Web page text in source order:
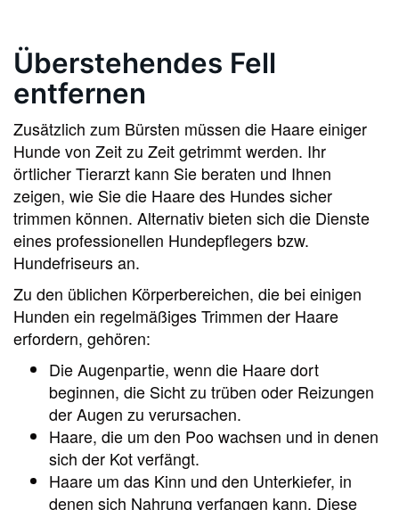
Überstehendes Fell
entfernen
Zusätzlich zum Bürsten müssen die Haare einiger
Hunde von Zeit zu Zeit getrimmt werden. Ihr
örtlicher Tierarzt kann Sie beraten und Ihnen
zeigen, wie Sie die Haare des Hundes sicher
trimmen können. Alternativ bieten sich die Dienste
eines professionellen Hundepflegers bzw.
Hundefriseurs an.
Zu den üblichen Körperbereichen, die bei einigen
Hunden ein regelmäßiges Trimmen der Haare
erfordern, gehören:
Die Augenpartie, wenn die Haare dort
beginnen, die Sicht zu trüben oder Reizungen
der Augen zu verursachen.
Haare, die um den Poo wachsen und in denen
sich der Kot verfängt.
Haare um das Kinn und den Unterkiefer, in
denen sich Nahrung verfangen kann. Diese